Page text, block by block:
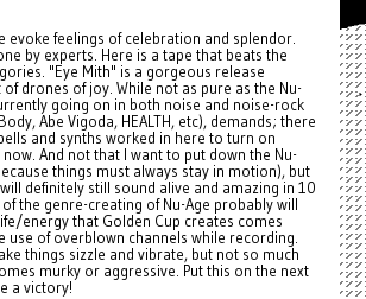
evoke feelings of celebration and splendor.
by experts. Here is a tape that beats the
"Eye Mith" is a gorgeous release
drones of joy. While not as pure as the Nu-
going on in both noise and noise-rock
Abe Vigoda, HEALTH, etc), demands; there
and synths worked in here to turn on
And not that I want to put down the Nu-
things must always stay in motion), but
definitely still sound alive and amazing in 10
the genre-creating of Nu-Age probably will
energy that Golden Cup creates comes
use of overblown channels while recording.
things sizzle and vibrate, but not so much
murky or aggressive. Put this on the next
a victory!